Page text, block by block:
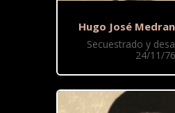
Hugo José
Secuestrado y
24/11/76